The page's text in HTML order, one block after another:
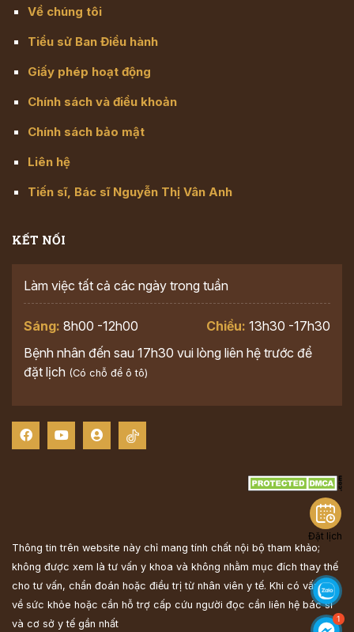
Về chúng tôi
Tiểu sử Ban Điều hành
Giấy phép hoạt động
Chính sách và điều khoản
Chính sách bảo mật
Liên hệ
Tiến sĩ, Bác sĩ Nguyễn Thị Vân Anh
KẾT NỐI
Làm việc tất cả các ngày trong tuần
Sáng: 8h00 -12h00 Chiều: 13h30 -17h30
Bệnh nhân đến sau 17h30 vui lòng liên hệ trước để
đặt lịch (Có chỗ để ô tô)
Thông tin trên website này chỉ mang tính chất nội bộ tham khảo;
không được xem là tư vấn y khoa và không nhằm mục đích thay thế
cho tư vấn, chẩn đoán hoặc điều trị từ nhân viên y tế. Khi có vấn đề
về sức khỏe hoặc cần hỗ trợ cấp cứu người đọc cần liên hệ bác sĩ
và cơ sở y tế gần nhất
Đặt lịch